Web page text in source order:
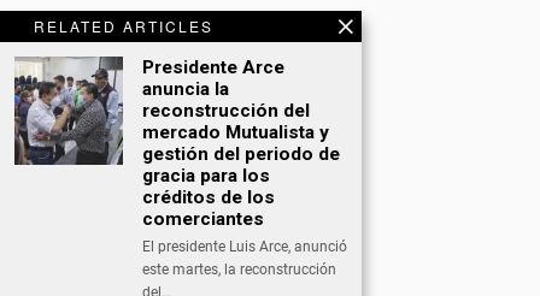
RELATED ARTICLES
Presidente Arce
anuncia la
reconstrucción del
mercado Mutualista y
gestión del periodo de
gracia para los
créditos de los
comerciantes
El presidente Luis Arce, anunció
este martes, la reconstrucción
del…
CATEGORÍAS
BITCOIN NEWS
CULTURA